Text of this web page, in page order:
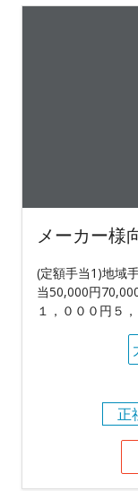
メーカー様
(定額手当1)地域
当50,000円
１，０００円５
正